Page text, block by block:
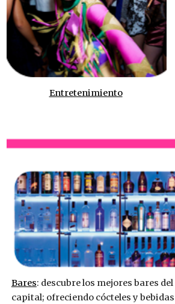
Entretenimiento
Bares: descubre los mejores bares
capital; ofreciendo cócteles y